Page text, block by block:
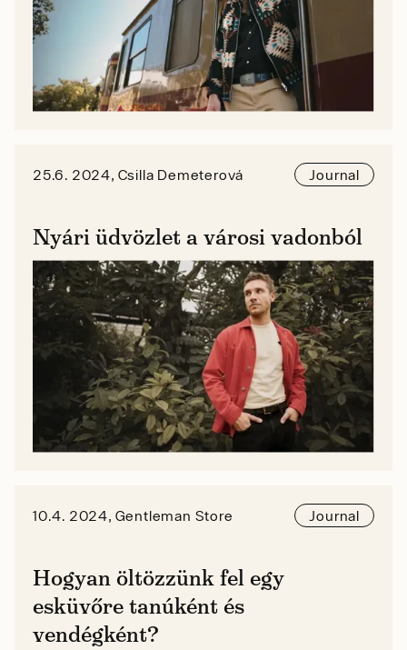
25.6. 2024, Csilla Demeterová Journal
Nyári üdvözlet a városi vadonból
10.4. 2024, Gentleman Store Journal
Hogyan öltözzünk fel egy
esküvőre tanúként és
vendégként?